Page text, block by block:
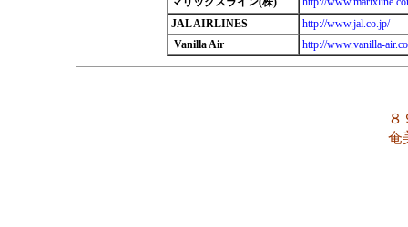
JAL AIRLINES
http://www.jal.co.jp/
Vanilla Air
http://www.vanilla-
８
奄